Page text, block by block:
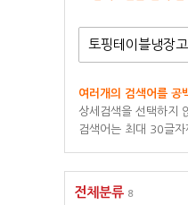
여러개의 검색어를 공
상세검색을 선택하지
검색어는 최대 30글자
전체분류 8